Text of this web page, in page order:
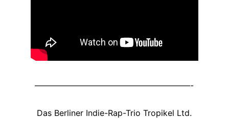
———————————————————-
Das Berliner Indie-Rap-Trio Tropikel Ltd.